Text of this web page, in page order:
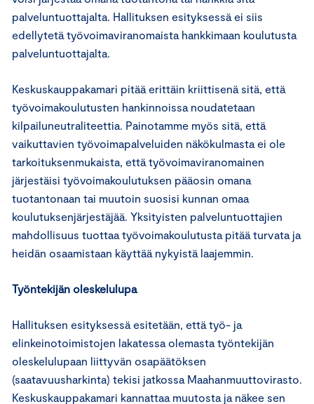
palveluntuottajalta. Hallituksen esityksessä ei siis
edellytetä työvoimaviranomaista hankkimaan koulutusta
palveluntuottajalta.
Keskuskauppakamari pitää erittäin kriittisenä sitä, että
työvoimakoulutusten hankinnoissa noudatetaan
kilpailuneutraliteettia. Painotamme myös sitä, että
vaikuttavien työvoimapalveluiden näkökulmasta ei ole
tarkoituksenmukaista, että työvoimaviranomainen
järjestäisi työvoimakoulutuksen pääosin omana
tuotantonaan tai muutoin suosisi kunnan omaa
koulutuksenjärjestäjää. Yksityisten palveluntuottajien
mahdollisuus tuottaa työvoimakoulutusta pitää turvata ja
heidän osaamistaan käyttää nykyistä laajemmin.
Työntekijän oleskelulupa
Hallituksen esityksessä esitetään, että työ- ja
elinkeinotoimistojen lakatessa olemasta työntekijän
oleskelulupaan liittyvän osapäätöksen
(saatavuusharkinta) tekisi jatkossa Maahanmuuttovirasto.
Keskuskauppakamari kannattaa muutosta ja näkee sen